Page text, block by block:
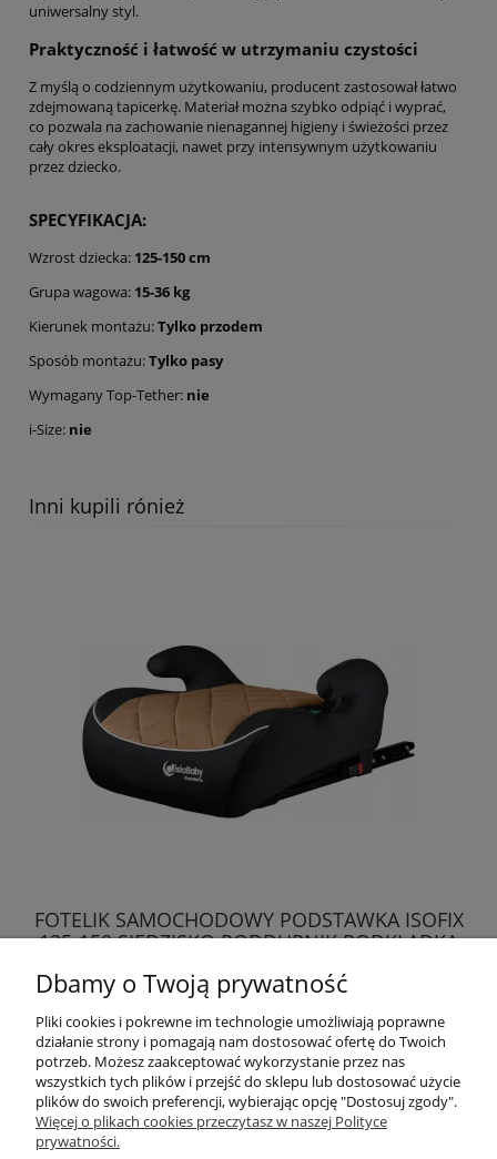
uniwersalny styl.
Praktyczność i łatwość w utrzymaniu czystości
Z myślą o codziennym użytkowaniu, producent zastosował łatwo
zdejmowaną tapicerkę. Materiał można szybko odpiąć i wyprać,
co pozwala na zachowanie nienagannej higieny i świeżości przez
cały okres eksploatacji, nawet przy intensywnym użytkowaniu
przez dziecko.
SPECYFIKACJA:
Wzrost dziecka: 125-150 cm
Grupa wagowa: 15-36 kg
Kierunek montażu:Tylko przodem
Sposób montażu:Tylko pasy
Wymagany Top-Tether: nie
i-Size: nie
Inni kupili rónież
FOTELIK SAMOCHODOWY PODSTAWKA ISOFIX
125-150 SIEDZISKO PODDUPNIK PODKŁADKA
149,00 zł
DO KOSZYKA
Dbamy o Twoją prywatność
Pliki cookies i pokrewne im technologie umożliwiają poprawne
działanie strony i pomagają nam dostosować ofertę do Twoich
potrzeb. Możesz zaakceptować wykorzystanie przez nas
wszystkich tych plików i przejść do sklepu lub dostosować użycie
plików do swoich preferencji, wybierając opcję "Dostosuj zgody".
Więcej o plikach cookies przeczytasz w naszej Polityce
prywatności.